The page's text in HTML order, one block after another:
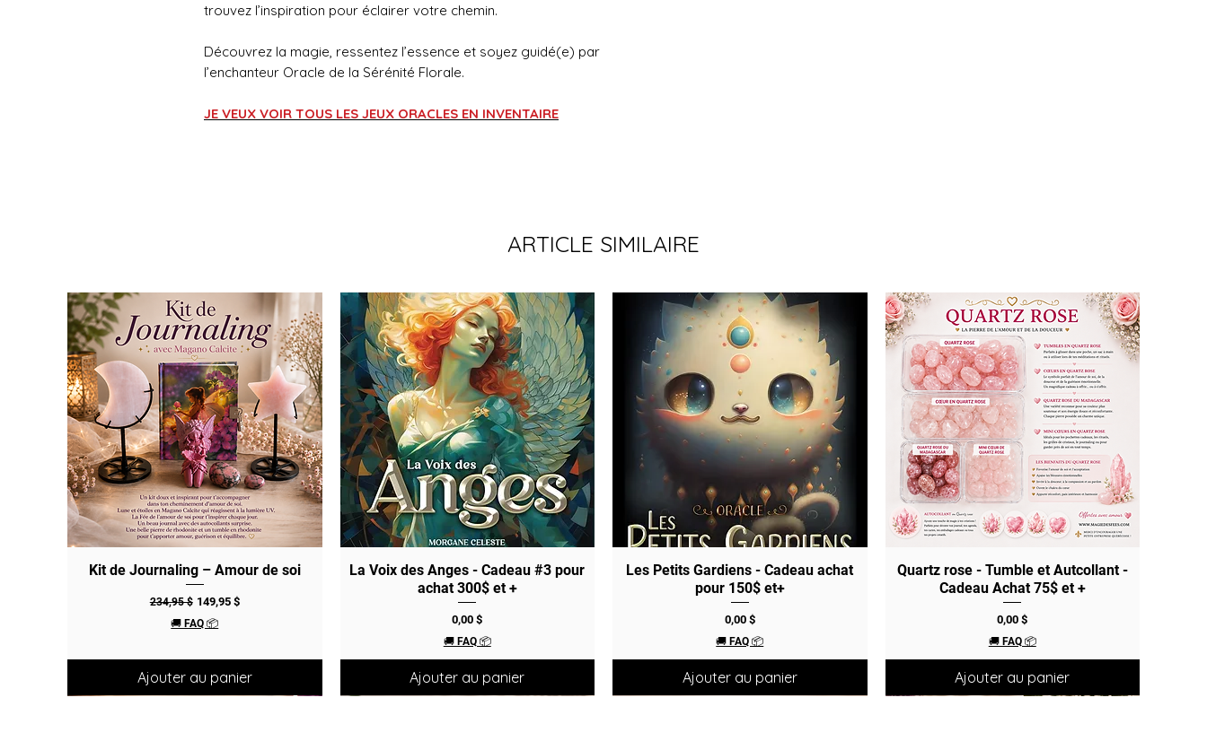
trouvez l’inspiration pour éclairer votre chemin.
Découvrez la magie, ressentez l’essence et soyez guidé(e) par
l’enchanteur Oracle de la Sérénité Florale.
JE VEUX VOIR TOUS LES JEUX ORACLES EN INVENTAIRE
ARTICLE SIMILAIRE
Aperçu rapide
Kit de Journaling – Amour de soi
Prix original
234,95 $ Prix promotionnel
149,95 $
🚚 FAQ 📦
Ajouter au panier
Aperçu rapide
La Voix des Anges - Cadeau #3 pour
achat 300$ et +
Prix
0,00 $
🚚 FAQ 📦
Ajouter au panier
Aperçu rapide
Les Petits Gardiens - Cadeau achat
pour 150$ et+
Prix
0,00 $
🚚 FAQ 📦
Ajouter au panier
Aperçu rapide
Quartz rose - Tumble et Autcollant -
Cadeau Achat 75$ et +
Prix
0,00 $
🚚 FAQ 📦
Ajouter au panier